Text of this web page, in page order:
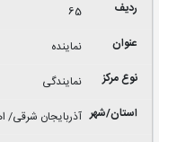
65
نماینده
نمایندگی
آذربایجان شرقی/